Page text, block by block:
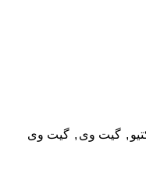
, گیت وی , گیت وی